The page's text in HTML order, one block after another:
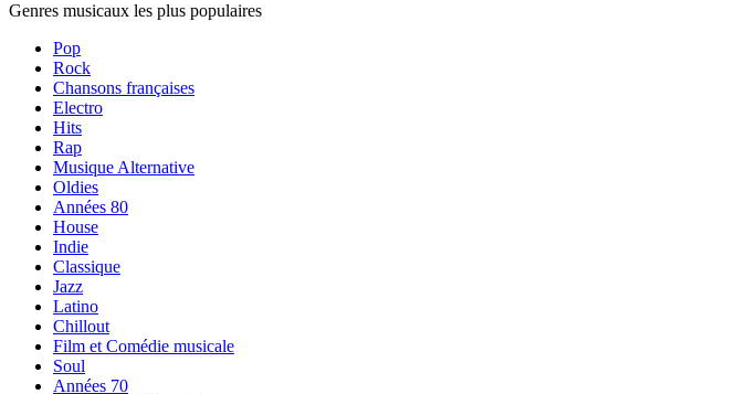
Genres musicaux les plus populaires
Pop
Rock
Chansons françaises
Electro
Hits
Rap
Musique Alternative
Oldies
Années 80
House
Indie
Classique
Jazz
Latino
Chillout
Film et Comédie musicale
Soul
Années 70